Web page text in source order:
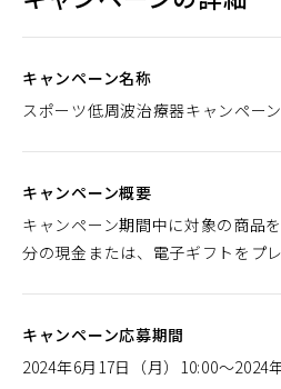
キャンペーン名称
スポーツ低周波治療器キャンペーン
キャンペーン概要
キャンペーン期間中に対象の商品
分の現金または、電子ギフトをプ
キャンペーン応募期間
2024年6月17日（月）10:00～2024